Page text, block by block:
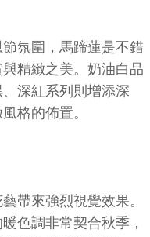
氛圍，馬蹄蓮是不錯
精緻之美。奶油白品
深紅系列則增添深
格的佈置。
帶來強烈視覺效果。
色調非常契合秋季，